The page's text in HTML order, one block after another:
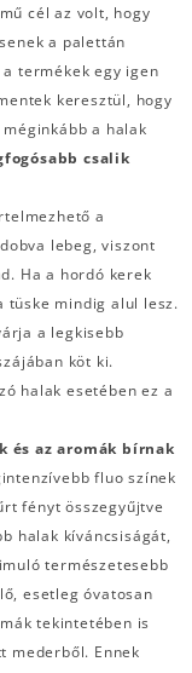
cél az volt, hogy
a palettán
termékek egy igen
keresztül, hogy
a halak
csalik
a
lebeg, viszont
Ha a hordó kerek
tüske mindig alul lesz.
a legkisebb
köt ki.
halak esetében ez a
és az aromák bírnak
fluo színek
fényt összegyűjtve
halak kíváncsiságát,
természetesebb
esetleg óvatosan
tekintetében is
mederből. Ennek